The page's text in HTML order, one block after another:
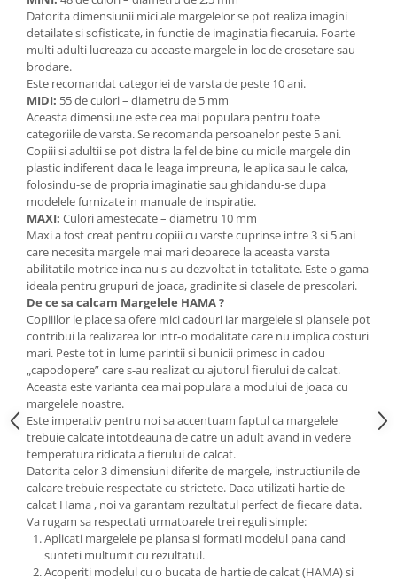
Hama Maxi Sticks
Margele HAMA MAXI
Mărgele HAMA MIDI
Mărgele HAMA MINI
Perceperea timpului - TimeTimer
Stimulare senzoriala
Stimulare auditiva
Stimulare olfactivă
Stimulare tactila
Stimulare vizuala
Terapie de integrare senzorială
Datorita dimensiunii mici ale margelelor se pot realiza imagini
detailate si sofisticate, in functie de imaginatia fiecaruia. Foarte
multi adulti lucreaza cu aceaste margele in loc de crosetare sau
brodare.
Este recomandat categoriei de varsta de peste 10 ani.
MIDI: 55 de culori – diametru de 5 mm
Aceasta dimensiune este cea mai populara pentru toate
categoriile de varsta. Se recomanda persoanelor peste 5 ani.
Copiii si adultii se pot distra la fel de bine cu micile margele din
plastic indiferent daca le leaga impreuna, le aplica sau le calca,
folosindu-se de propria imaginatie sau ghidandu-se dupa
modelele furnizate in manuale de inspiratie.
MAXI: Culori amestecate – diametru 10 mm
Maxi a fost creat pentru copiii cu varste cuprinse intre 3 si 5 ani
care necesita margele mai mari deoarece la aceasta varsta
abilitatile motrice inca nu s-au dezvoltat in totalitate. Este o gama
ideala pentru grupuri de joaca, gradinite si clasele de prescolari.
De ce sa calcam Margelele HAMA ?
Copiiilor le place sa ofere mici cadouri iar margelele si plansele pot
contribui la realizarea lor intr-o modalitate care nu implica costuri
mari. Peste tot in lume parintii si bunicii primesc in cadou
„capodopere” care s-au realizat cu ajutorul fierului de calcat.
Aceasta este varianta cea mai populara a modului de joaca cu
margelele noastre.
Este imperativ pentru noi sa accentuam faptul ca margelele
trebuie calcate intotdeauna de catre un adult avand in vedere
temperatura ridicata a fierului de calcat.
Datorita celor 3 dimensiuni diferite de margele, instructiunile de
calcare trebuie respectate cu strictete. Daca utilizati hartie de
calcat Hama , noi va garantam rezultatul perfect de fiecare data.
Va rugam sa respectati urmatoarele trei reguli simple:
Aplicati margelele pe plansa si formati modelul pana cand
sunteti multumit cu rezultatul.
Acoperiti modelul cu o bucata de hartie de calcat (HAMA) si